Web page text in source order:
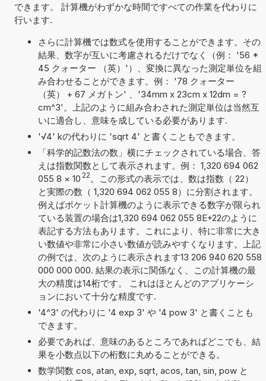
できます。 計算機がわずかな時間ですべての作業を代わりに
行います.
さらに計算機では数式を使用することができます。その
結果、数字が互いに考慮されるだけでなく（例： '56 *
45 クォーター （英）'）、変換に異なった測定単位を組
み合わせることができます。例： '78 クォーター
（英） + 67 メガトン' 、'34mm x 23cm x 12dm = ?
cm^3'。上記のように組み合わされた測定単位は当然互
いに適合し、意味を成している必要があります.
'√4' kの代わりに 'sqrt 4' と書くこともできます。
「科学的記数法の数」横にチェックされている場合、答
えは指数関数として表示されます。例： 1,320 694 062
055 8 × 10 22 。この形式の表示では、数は指数（ 22）
と実際の数（ 1,320 694 062 055 8）に分割されます。
例えばポケット計算機のように表示できる数字が限られ
ている装置の場合は1,320 694 062 055 8E+22のように
表記する方法もあります。これにより、特に非常に大き
い数値や非常に小さい数値が読みやすくなります。上記
の例では、次のように表示されます13 206 940 620 558
000 000 000. 結果の表示に関係なく、この計算機の最
大の精度は14桁です。 これはほとんどのアプリケーシ
ョンにおいて十分な精度です.
'4^3' の代わりに '4 exp 3' や '4 pow 3' と書くことも
できます。
必要であれば、意味のあるところであればどこでも、結
果を小数点以下の桁数に丸めることができる。
数学関数 cos, atan, exp, sqrt, acos, tan, sin, pow と